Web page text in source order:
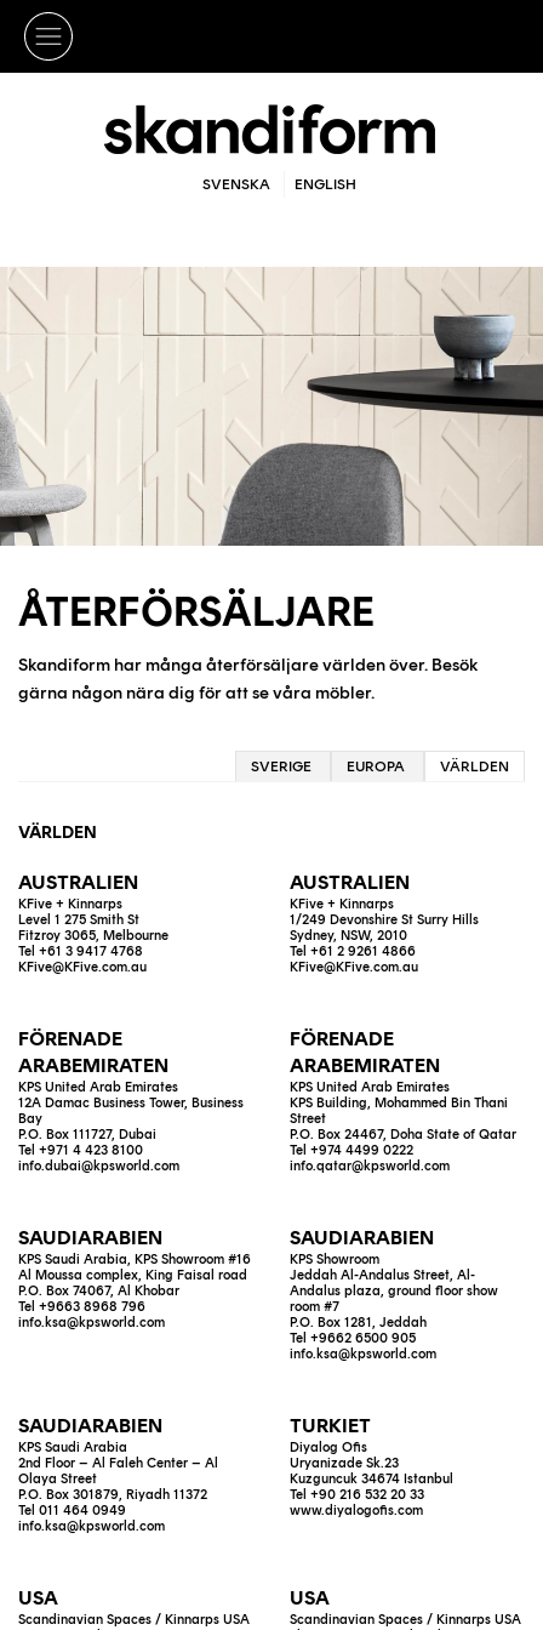
SVENSKA ENGLISH
ÅTERFÖRSÄLJARE
Skandiform har många återförsäljare världen över. Besök
gärna någon nära dig för att se våra möbler.
SVERIGE EUROPA VÄRLDEN
VÄRLDEN
AUSTRALIEN
KFive + Kinnarps
Level 1 275 Smith St
Fitzroy 3065, Melbourne
Tel +61 3 9417 4768
KFive@KFive.com.au
AUSTRALIEN
KFive + Kinnarps
1/249 Devonshire St Surry Hills
Sydney, NSW, 2010
Tel +61 2 9261 4866
KFive@KFive.com.au
FÖRENADE
ARABEMIRATEN
KPS United Arab Emirates
12A Damac Business Tower, Business
Bay
P.O. Box 111727, Dubai
Tel +971 4 423 8100
info.dubai@kpsworld.com
FÖRENADE
ARABEMIRATEN
KPS United Arab Emirates
KPS Building, Mohammed Bin Thani
Street
P.O. Box 24467, Doha State of Qatar
Tel +974 4499 0222
info.qatar@kpsworld.com
SAUDIARABIEN
KPS Saudi Arabia, KPS Showroom #16
Al Moussa complex, King Faisal road
P.O. Box 74067, Al Khobar
Tel +9663 8968 796
info.ksa@kpsworld.com
SAUDIARABIEN
KPS Showroom
Jeddah Al-Andalus Street, Al-
Andalus plaza, ground floor show
room #7
P.O. Box 1281, Jeddah
Tel +9662 6500 905
info.ksa@kpsworld.com
SAUDIARABIEN
KPS Saudi Arabia
2nd Floor – Al Faleh Center – Al
Olaya Street
P.O. Box 301879, Riyadh 11372
Tel 011 464 0949
info.ksa@kpsworld.com
TURKIET
Diyalog Ofis
Uryanizade Sk.23
Kuzguncuk 34674 Istanbul
Tel +90 216 532 20 33
www.diyalogofis.com
USA
Scandinavian Spaces / Kinnarps USA
USA
Scandinavian Spaces / Kinnarps USA